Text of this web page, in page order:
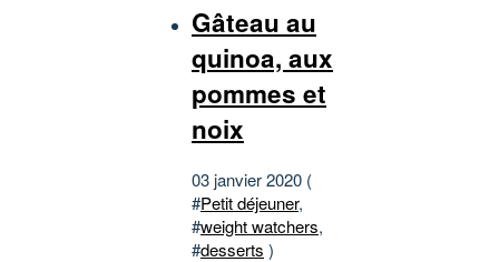
Gâteau au
quinoa, aux
pommes et
noix
03 janvier 2020 (
#Petit déjeuner,
#weight watchers,
#desserts )